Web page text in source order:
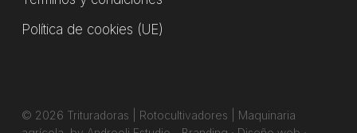
Política de cookies (UE)
© 2026 Trituradoras | Rotocultivadores | Maquinaria